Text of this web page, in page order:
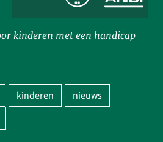
kinderen met een handicap
kinderen
nieuws